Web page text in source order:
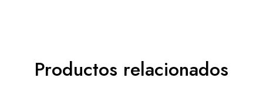
Productos relacionados